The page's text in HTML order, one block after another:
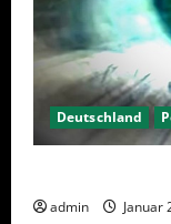
Deutschland
admin Januar